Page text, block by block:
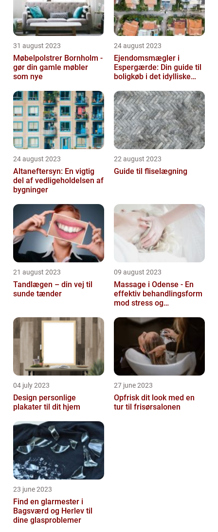
31 august 2023
Møbelpolstrer Bornholm -
gør din gamle møbler
som nye
24 august 2023
Ejendomsmægler i
Espergærde: Din guide til
boligkøb i det idylliske
24 august 2023
Altaneftersyn: En vigtig
del af vedligeholdelsen af
bygninger
22 august 2023
Guide til fliselægning
21 august 2023
Tandlægen – din vej til
sunde tænder
09 august 2023
Massage i Odense - En
effektiv behandlingsform
mod stress og
04 july 2023
Design personlige
plakater til dit hjem
27 june 2023
Opfrisk dit look med en
tur til frisørsalonen
23 june 2023
Find en glarmester i
Bagsværd og Herlev til
dine glasproblemer